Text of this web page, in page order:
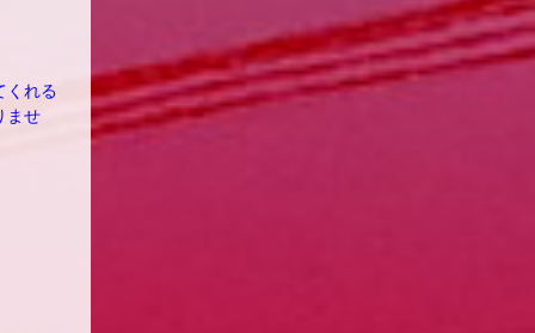
くれる
ませ